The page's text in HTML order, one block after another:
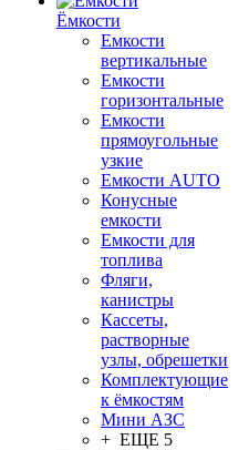
Ёмкости
Емкости
вертикальные
Емкости
горизонтальные
Емкости
прямоугольные
узкие
Емкости АUТО
Конусные
емкости
Емкости для
топлива
Фляги,
канистры
Кассеты,
растворные
узлы, обрешетки
Комплектующие
к ёмкостям
Мини АЗС
+ ЕЩЕ 5